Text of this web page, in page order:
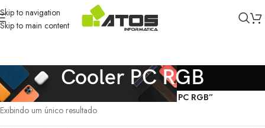
Skip to navigation
Skip to main content
Cooler PC RGB
Início/ Produtos marcados com a tag “Cooler PC RGB”
Exibindo um único resultado